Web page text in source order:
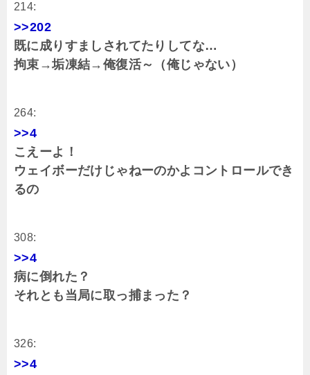
214:
>>202
既に成りすましされてたりしてな…
拘束→垢凍結→俺復活～（俺じゃない）
264:
>>4
こえーよ！
ウェイボーだけじゃねーのかよコントロールでき
るの
308:
>>4
病に倒れた？
それとも当局に取っ捕まった？
326:
>>4